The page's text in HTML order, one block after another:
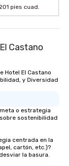
pies cuad.
Castano
Hotel El Castano
y Diversidad
o estrategia
sostenibilidad
centrada en la
cartón, etc.)?
la basura.